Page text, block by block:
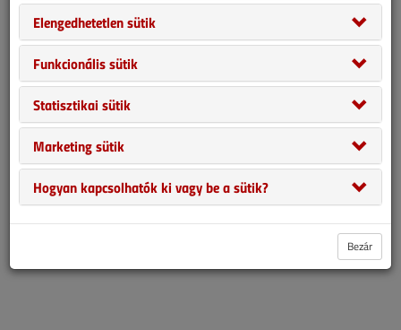
tartályok nem a lehető leghatékonyabb megoldást jelentik az
üzemi nyomás vagy a statikus nyomás szempontjából. A piacon
azonban létezik olyan, többféle helyzetben is jól alkalmazható,
modulokból felépülő termékcsalád, amelyik alkalmas az igények
kielégítésére.
Elengedhetetlen sütik
Funkcionális sütik
Statisztikai sütik
Marketing sütik
Hogyan kapcsolhatók ki vagy be a sütik?
Bezár